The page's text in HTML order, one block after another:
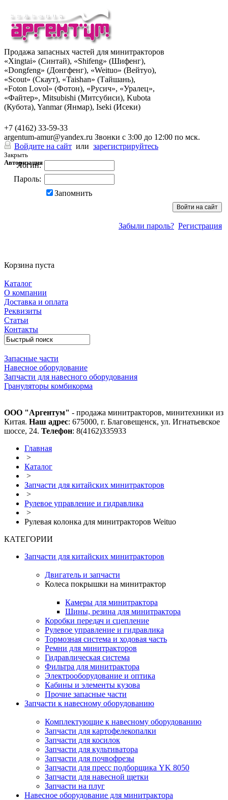
Продажа запасных частей для минитракторов
«Xingtai» (Синтай), «Shifeng» (Шифенг),
«Dongfeng» (Донгфенг), «Weituo» (Вейтуо),
«Scout» (Скаут), «Taishan» (Тайшань),
«Foton Lovol» (Фотон), «Русич», «Уралец»,
«Файтер», Mitsubishi (Митсубиси), Kubota
(Кубота), Yanmar (Янмар), Iseki (Исеки)
+7 (4162) 33-59-33
argentum-amur@yandex.ru Звонки с 3:00 до 12:00 по мск.
Войдите на сайт или зарегистрируйтесь
Закрыть
Авторизация
Логин:
Пароль:
Запомнить
Забыли пароль? Регистрация
Корзина пуста
Каталог
О компании
Доставка и оплата
Реквизиты
Статьи
Контакты
Запасные части
Навесное оборудование
Запчасти для навесного оборудования
Грануляторы комбикорма
ООО "Аргентум" - продажа минитракторов, минитехники из
Китая. Наш адрес: 675000, г. Благовещенск, ул. Игнатьевское
шоссе, 24. Телефон: 8(4162)335933
Главная
>
Каталог
>
Запчасти для китайских минитракторов
>
Рулевое управление и гидравлика
>
Рулевая колонка для минитракторов Weituo
КАТЕГОРИИ
Запчасти для китайских минитракторов
Двигатель и запчасти
Колеса покрышки на минитрактор
Камеры для минитрактора
Шины, резина для минитрактора
Коробки передач и сцепление
Рулевое управление и гидравлика
Тормозная система и ходовая часть
Ремни для минитракторов
Гидравлическая система
Фильтра для минитрактора
Электрооборудование и оптика
Кабины и элементы кузова
Прочие запасные части
Запчасти к навесному оборудованию
Комплектующие к навесному оборудованию
Запчасти для картофелекопалки
Запчасти для косилок
Запчасти для культиватора
Запчасти для почвофрезы
Запчасти для пресс подборщика YK 8050
Запчасти для навесной щетки
Запчасти на плуг
Навесное оборудование для минитрактора